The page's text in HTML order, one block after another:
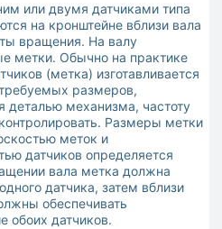
или двумя датчиками типа
на кронштейне вблизи вала
вращения. На валу
метки. Обычно на практике
(метка) изготавливается
размеров,
деталью механизма, частоту
Размеры метки
меток и
датчиков определяется
вала метка должна
датчика, затем вблизи
обеспечивать
обоих датчиков.